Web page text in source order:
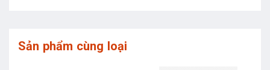
Sản phẩm cùng loại